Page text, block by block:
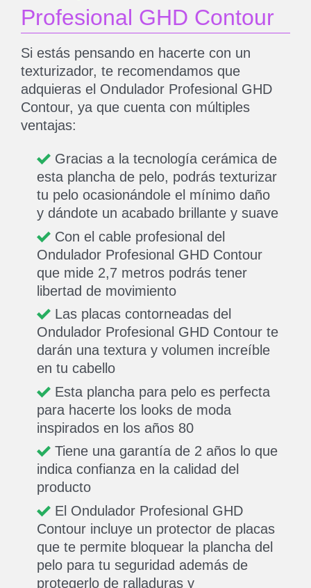
Profesional GHD Contour
Si estás pensando en hacerte con un
texturizador, te recomendamos que
adquieras el Ondulador Profesional GHD
Contour, ya que cuenta con múltiples
ventajas:
Gracias a la tecnología cerámica de
esta plancha de pelo, podrás texturizar
tu pelo ocasionándole el mínimo daño
y dándote un acabado brillante y suave
Con el cable profesional del
Ondulador Profesional GHD Contour
que mide 2,7 metros podrás tener
libertad de movimiento
Las placas contorneadas del
Ondulador Profesional GHD Contour te
darán una textura y volumen increíble
en tu cabello
Esta plancha para pelo es perfecta
para hacerte los looks de moda
inspirados en los años 80
Tiene una garantía de 2 años lo que
indica confianza en la calidad del
producto
El Ondulador Profesional GHD
Contour incluye un protector de placas
que te permite bloquear la plancha del
pelo para tu seguridad además de
protegerlo de ralladuras y